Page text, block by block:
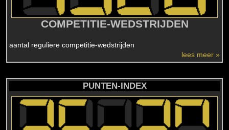
COMPETITIE-WEDSTRIJDEN
aantal reguliere competitie-wedstrijden
lees meer »
PUNTEN-INDEX